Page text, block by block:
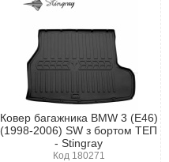
Ковер багажника BMW 3 (Е46)
(1998-2006) SW з бортом ТЕП
- Stingray
Код 180271